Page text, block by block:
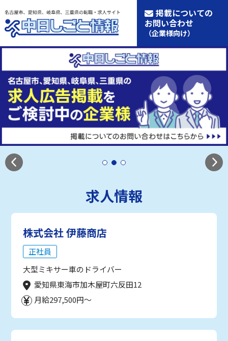
掲載についての
お問い合わせ
（企業様向け）
求人情報
株式会社 伊藤商店
正社員
大型ミキサー車のドライバー
愛知県東海市加木屋町六反田12
月給297,500円～